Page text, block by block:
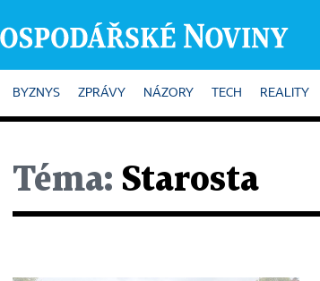
HOME
BYZNYS ZPRÁVY NÁZORY TECH REALITY
Téma: Starosta